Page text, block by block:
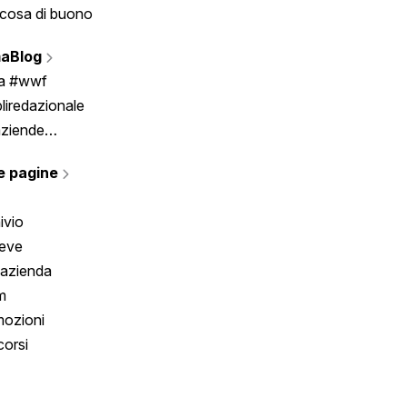
di buono
#wwf
pagine